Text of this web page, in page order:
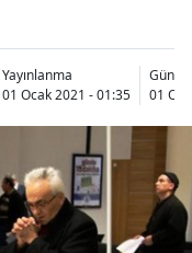
Yayınlanma
01 Ocak 2021 - 01:35
01